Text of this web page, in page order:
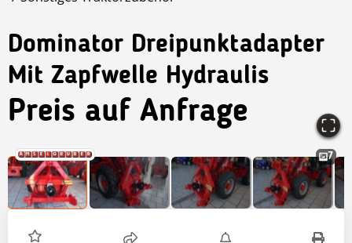
Dominator Dreipunktadapter
Mit Zapfwelle Hydraulis
Preis auf Anfrage
7